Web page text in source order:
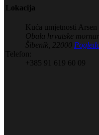
Lokacija
Kuća umjetnosti Arsen
Obala hrvatske
Šibenik
22000
Telefon:
+385 91 619 60 09